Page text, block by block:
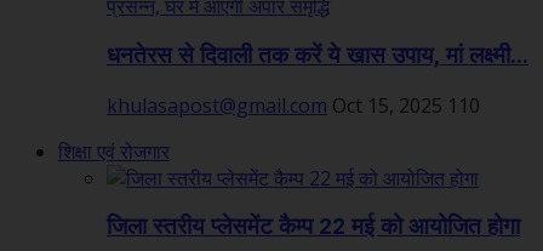
धनतेरस से दिवाली तक करें ये खास उपाय, मां लक्ष्मी...
khulasapost@gmail.com Oct 15, 2025 110
शिक्षा एवं रोजगार
जिला स्तरीय प्लेसमेंट कैम्प 22 मई को आयोजित होगा